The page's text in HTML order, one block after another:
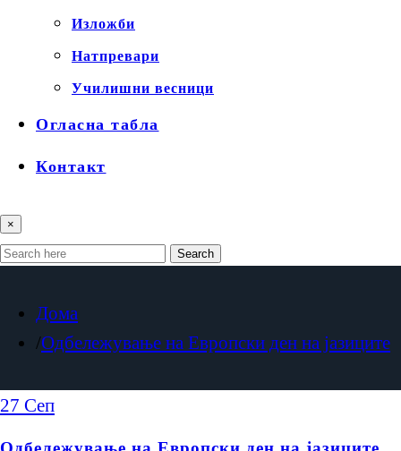
Изложби
Натпревари
Училишни весници
Огласна табла
Контакт
×
Search
Дома
Одбележување на Европски ден на јазиците
27 Сеп